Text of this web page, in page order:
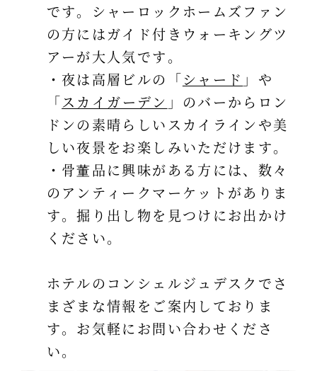
です。シャーロックホームズファン
の方にはガイド付きウォーキングツ
アーが大人気です。
・夜は高層ビルの「シャード 」や
「スカイガーデン 」のバーからロン
ドンの素晴らしいスカイラインや美
しい夜景をお楽しみいただけます。
・骨董品に興味がある方には、数々
のアンティークマーケットがありま
す。掘り出し物を見つけにお出かけ
ください。
ホテルのコンシェルジュデスクでさ
まざまな情報をご案内しておりま
す。お気軽にお問い合わせくださ
い。